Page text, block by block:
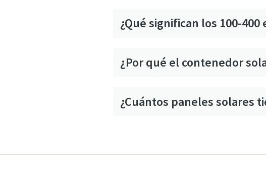
¿Qué significan los 100-400
¿Por qué el contenedor
¿Cuántos paneles solares